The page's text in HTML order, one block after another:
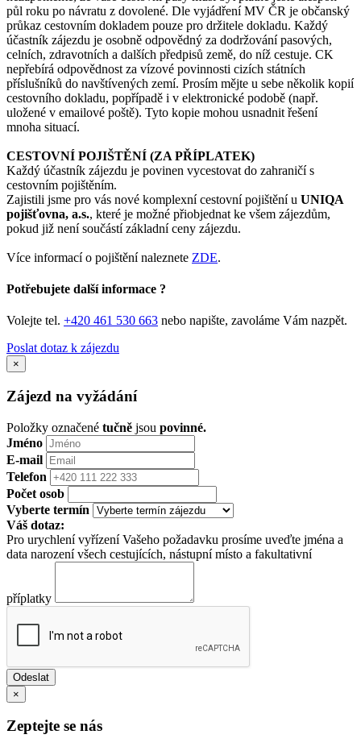
půl roku po návratu z dovolené. Dle vyjádření MV ČR je občanský
průkaz cestovním dokladem pouze pro držitele dokladu. Každý
účastník zájezdu je osobně odpovědný za dodržování pasových,
celních, zdravotních a dalších předpisů země, do níž cestuje. CK
nepřebírá odpovědnost za vízové povinnosti cizích státních
příslušníků do navštívených zemí. Prosím mějte u sebe několik kopií
cestovního dokladu, popřípadě i v elektronické podobě (např.
uložené v emailové poště). Tyto kopie mohou usnadnit řešení
mnoha situací.
CESTOVNÍ POJIŠTĚNÍ (ZA PŘÍPLATEK)
Každý účastník zájezdu je povinen vycestovat do zahraničí s
cestovním pojištěním.
Zajistili jsme pro vás nové komplexní cestovní pojištění u UNIQA
pojišťovna, a.s., které je možné přiobjednat ke všem zájezdům,
pokud již není součástí základní ceny zájezdu.
Více informací o pojištění naleznete ZDE.
Potřebujete další informace ?
Volejte tel. +420 461 530 663 nebo napište, zavoláme Vám nazpět.
Poslat dotaz k zájezdu
×
Zájezd na vyžádání
Položky označené tučně jsou povinné.
Jméno
E-mail
Telefon
Počet osob
Vyberte termín
Váš dotaz:
Pro urychlení vyřízení Vašeho požadavku prosíme uveďte jména a
data narození všech cestujících, nástupní místo a fakultativní
příplatky
×
Zeptejte se nás